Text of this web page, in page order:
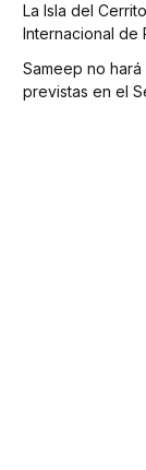
La Isla del
Internacional de
Sameep no
previstas en el